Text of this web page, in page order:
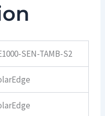
SEN-TAMB-S2